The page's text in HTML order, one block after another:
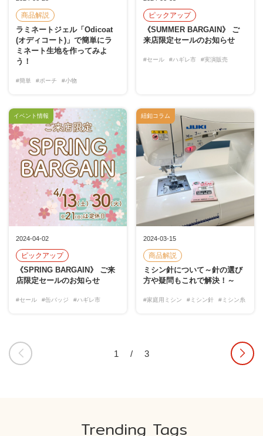
商品解説
ラミネートジェル「Odicoat
(オディコート)」で簡単にラ
ミネート生地を作ってみよ
う！
#簡単 #ポーチ #小物
ピックアップ
《SUMMER BARGAIN》 ご
来店限定セールのお知らせ
#セール #ハギレ市 #実演販売
2024-04-02
ピックアップ
《SPRING BARGAIN》 ご来
店限定セールのお知らせ
#セール #缶バッジ #ハギレ市
イベント情報
2024-03-15
商品解説
ミシン針について～針の選び
方や疑問もこれで解決！～
#家庭用ミシン #ミシン針 #ミシン糸
紐釦コラム
1 / 3
Trending Tags